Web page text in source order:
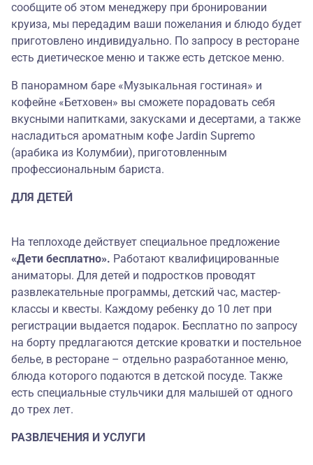
сообщите об этом менеджеру при бронировании
круиза, мы передадим ваши пожелания и блюдо будет
приготовлено индивидуально. По запросу в ресторане
есть диетическое меню и также есть детское меню.
В панорамном баре «Музыкальная гостиная» и
кофейне «Бетховен» вы сможете порадовать себя
вкусными напитками, закусками и десертами, а также
насладиться ароматным кофе Jardin Supremo
(арабика из Колумбии), приготовленным
профессиональным бариста.
ДЛЯ ДЕТЕЙ
На теплоходе действует специальное предложение
«Дети бесплатно». Работают квалифицированные
аниматоры. Для детей и подростков проводят
развлекательные программы, детский час, мастер-
классы и квесты. Каждому ребенку до 10 лет при
регистрации выдается подарок. Бесплатно по запросу
на борту предлагаются детские кроватки и постельное
белье, в ресторане – отдельно разработанное меню,
блюда которого подаются в детской посуде. Также
есть специальные стульчики для малышей от одного
до трех лет.
РАЗВЛЕЧЕНИЯ И УСЛУГИ